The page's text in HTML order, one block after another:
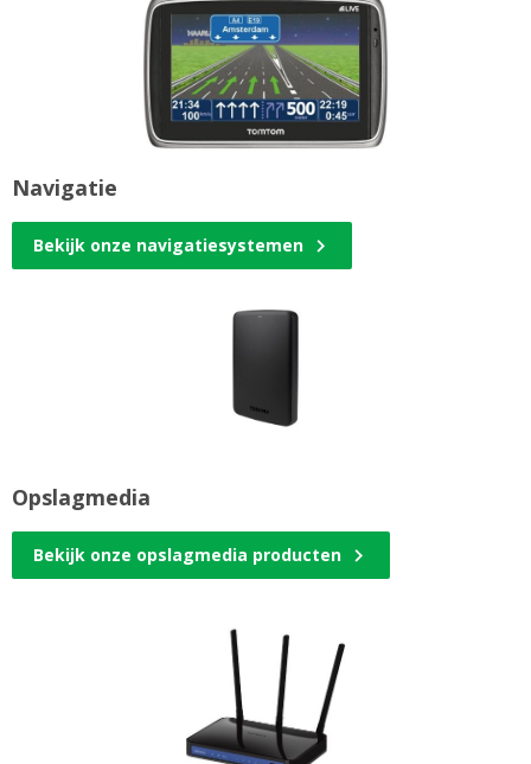
Navigatie
Bekijk onze navigatiesystemen
Opslagmedia
Bekijk onze opslagmedia producten